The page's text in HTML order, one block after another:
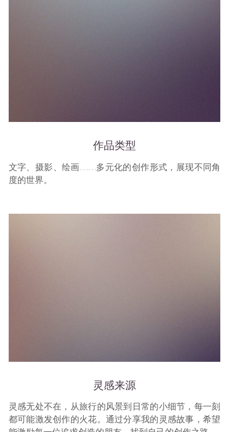
作品类型
文字、摄影、绘画……多元化的创作形式，展现不同角
度的世界。
灵感来源
灵感无处不在，从旅行的风景到日常的小细节，每一刻
都可能激发创作的火花。通过分享我的灵感故事，希望